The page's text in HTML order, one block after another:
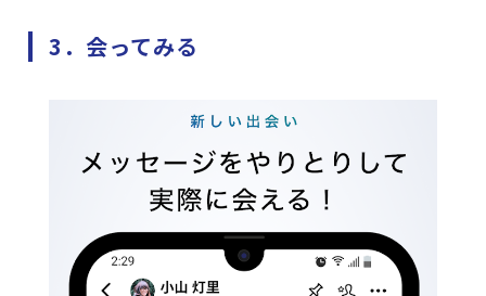
3．会ってみる